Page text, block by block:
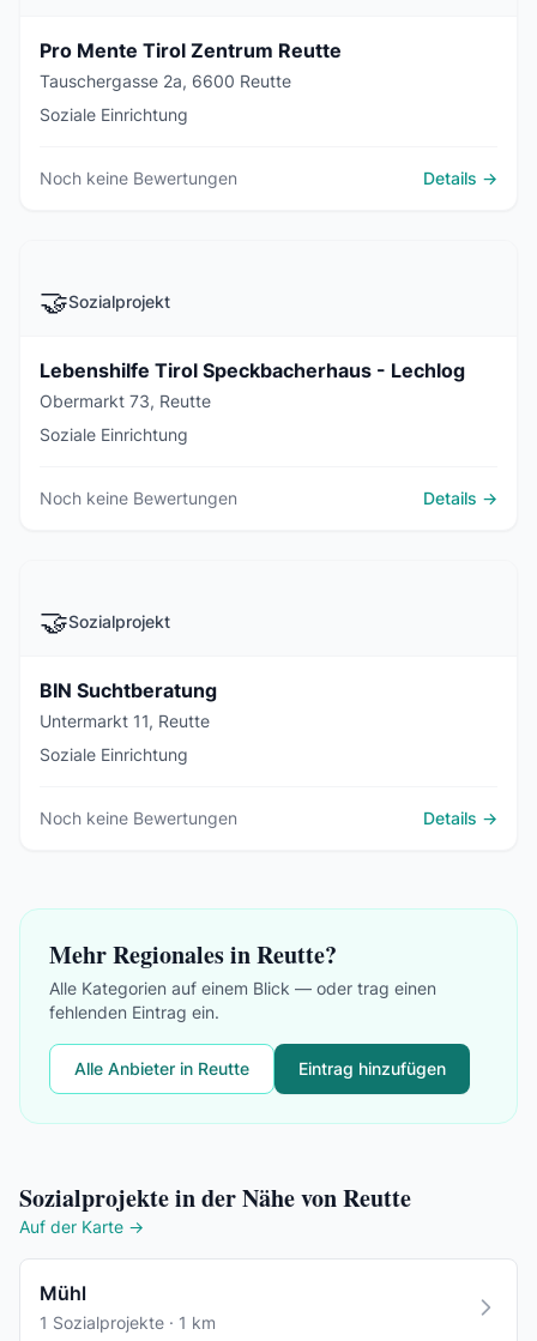
Pro Mente Tirol Zentrum Reutte
Tauschergasse 2a, 6600 Reutte
Soziale Einrichtung
Noch keine Bewertungen Details →
🤝Sozialprojekt
Lebenshilfe Tirol Speckbacherhaus - Lechlog
Obermarkt 73, Reutte
Soziale Einrichtung
Noch keine Bewertungen Details →
🤝Sozialprojekt
BIN Suchtberatung
Untermarkt 11, Reutte
Soziale Einrichtung
Noch keine Bewertungen Details →
Mehr Regionales in Reutte?
Alle Kategorien auf einem Blick — oder trag einen
fehlenden Eintrag ein.
Alle Anbieter in Reutte Eintrag hinzufügen
Sozialprojekte in der Nähe von Reutte
Auf der Karte →
Mühl
1 Sozialprojekte · 1 km